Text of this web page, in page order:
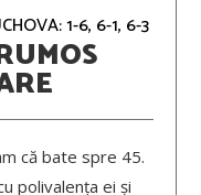
1-6, 6-1, 6-3
că bate spre 45.
polivalența ei și